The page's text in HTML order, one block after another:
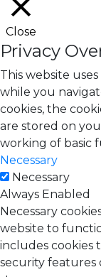
Close
Privacy
This website
while you
cookies, the
are stored on
working of basic
Necessary
Necessary
Always Enabled
Necessary
website to
includes cookies
security features